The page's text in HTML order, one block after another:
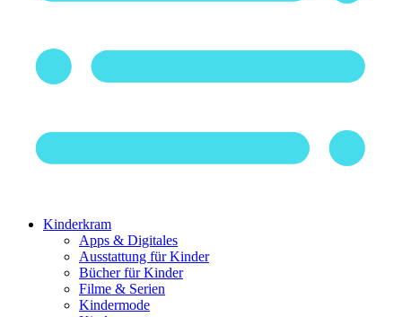
Kinderkram
Apps & Digitales
Ausstattung für Kinder
Bücher für Kinder
Filme & Serien
Kindermode